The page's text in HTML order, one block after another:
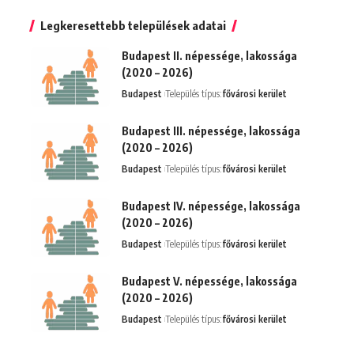
Legkeresettebb települések adatai
Budapest II. népessége, lakossága
(2020 – 2026)
Budapest Település típus:fővárosi kerület
Budapest III. népessége, lakossága
(2020 – 2026)
Budapest Település típus:fővárosi kerület
Budapest IV. népessége, lakossága
(2020 – 2026)
Budapest Település típus:fővárosi kerület
Budapest V. népessége, lakossága
(2020 – 2026)
Budapest Település típus:fővárosi kerület